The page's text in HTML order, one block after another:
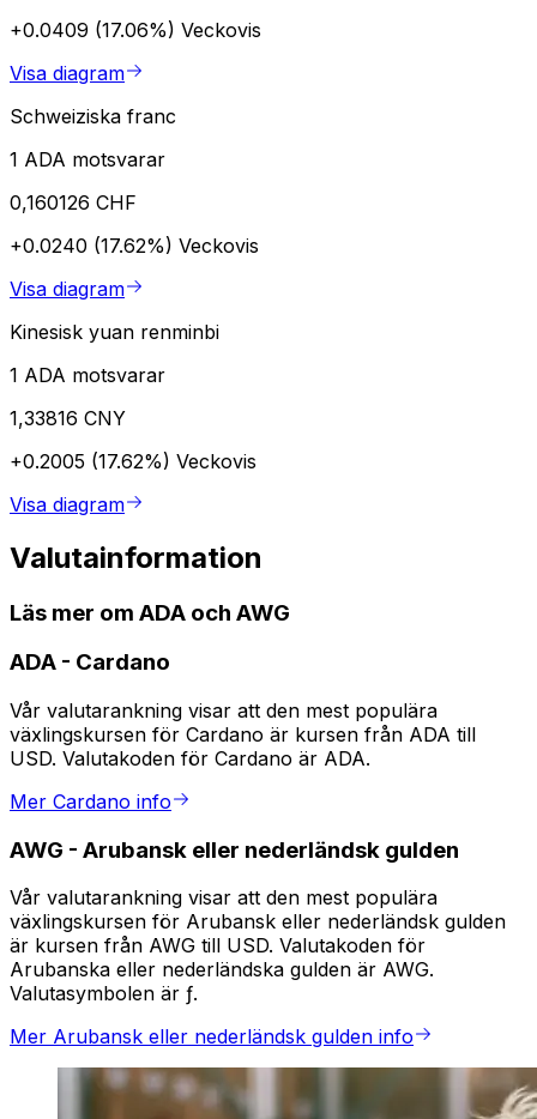
+0.0409 (17.06%) Veckovis
Visa diagram
Schweiziska franc
1 ADA motsvarar
0,160126 CHF
+0.0240 (17.62%) Veckovis
Visa diagram
Kinesisk yuan renminbi
1 ADA motsvarar
1,33816 CNY
+0.2005 (17.62%) Veckovis
Visa diagram
Valutainformation
Läs mer om ADA och AWG
ADA - Cardano
Vår valutarankning visar att den mest populära
växlingskursen för Cardano är kursen från ADA till
USD. Valutakoden för Cardano är ADA.
Mer Cardano info
AWG - Arubansk eller nederländsk gulden
Vår valutarankning visar att den mest populära
växlingskursen för Arubansk eller nederländsk gulden
är kursen från AWG till USD. Valutakoden för
Arubanska eller nederländska gulden är AWG.
Valutasymbolen är ƒ.
Mer Arubansk eller nederländsk gulden info